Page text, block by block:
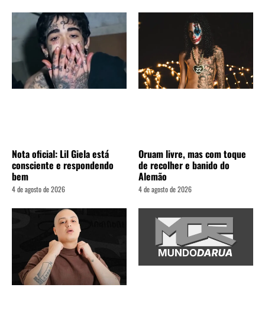
Nota oficial: Lil Giela está
consciente e respondendo
bem
4 de agosto de 2026
Oruam livre, mas com toque
de recolher e banido do
Alemão
4 de agosto de 2026